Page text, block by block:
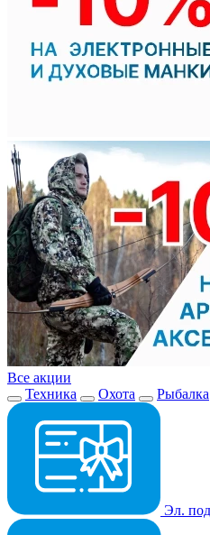
Все акции
Техника
Охота Рыбалка
Эл.